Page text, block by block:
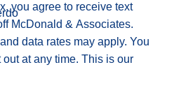
you agree to receive text
McDonald & Associates.
data rates may apply. You
at any time. This is our